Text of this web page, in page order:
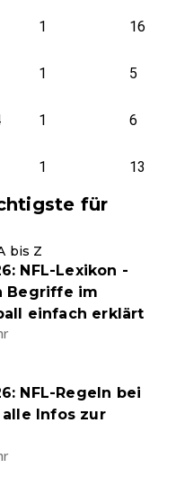
1 16
1 5
1 6
1 13
für
bis Z
NFL-Lexikon -
Begriffe im
einfach erklärt
NFL-Regeln bei
Infos zur